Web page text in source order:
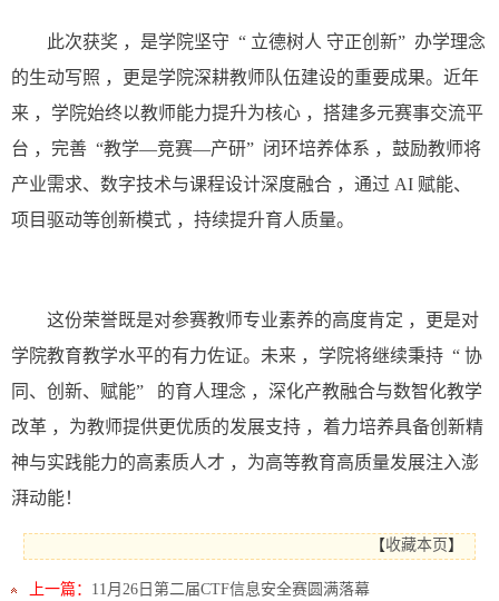
此次获奖 ，是学院坚守 “ 立德树人 守正创新” 办学理念
的生动写照 ，更是学院深耕教师队伍建设的重要成果。近年
来 ，学院始终以教师能力提升为核心 ，搭建多元赛事交流平
台 ，完善 “教学―竞赛―产研” 闭环培养体系 ，鼓励教师将
产业需求、数字技术与课程设计深度融合 ，通过 AI 赋能、
项目驱动等创新模式 ，持续提升育人质量。
这份荣誉既是对参赛教师专业素养的高度肯定 ，更是对
学院教育教学水平的有力佐证。未来 ，学院将继续秉持 “ 协
同、创新、赋能” 的育人理念 ，深化产教融合与数智化教学
改革 ，为教师提供更优质的发展支持 ，着力培养具备创 新精
神与实践能力的高素质人才 ，为高等教育高质量发展注入澎
湃动能！
【收藏本页 】
上一篇： 11月26日第二届CTF信息安全赛圆满落幕